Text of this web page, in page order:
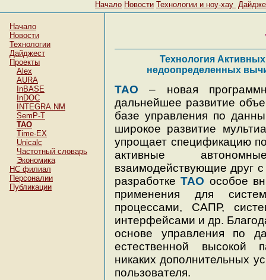
Начало Новости Технологии и ноу-хау
Начало
Новости
Технологии
Дайджест
Проекты
Alex
AURA
InBASE
InDOC
INTEGRA.NM
SemP-T
ТАО
Time-EX
Unicalc
Частотный словарь
Экономика
НC филиал
Персоналии
Публикации
Технология
недоопределенных
ТАО – новая
дальнейшее развитие
базе управления по
широкое развитие
упрощает спецификацию
активные
взаимодействующие друг
разработкеТАО особое
применения для
процессами, САПР,
интерфейсами и др.
основе управления по
естественной высокой
никаких дополнительных
пользователя.